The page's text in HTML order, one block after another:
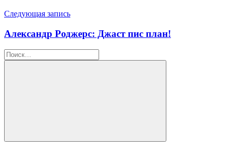
Следующая запись
Александр Роджерс: Джаст пис план!
Найти:
Поиск